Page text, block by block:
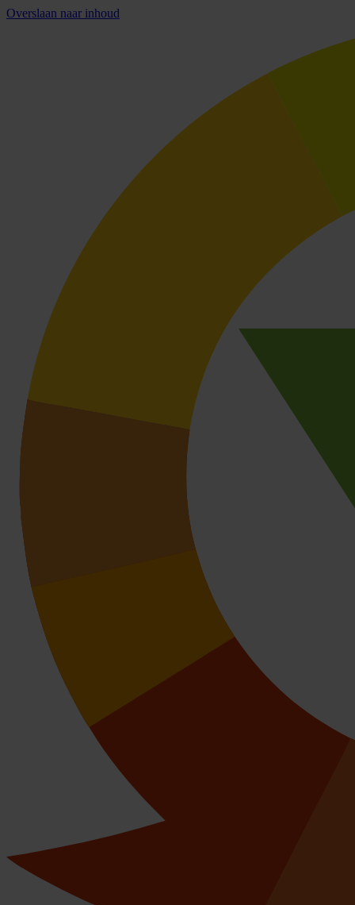
Overslaan naar inhoud